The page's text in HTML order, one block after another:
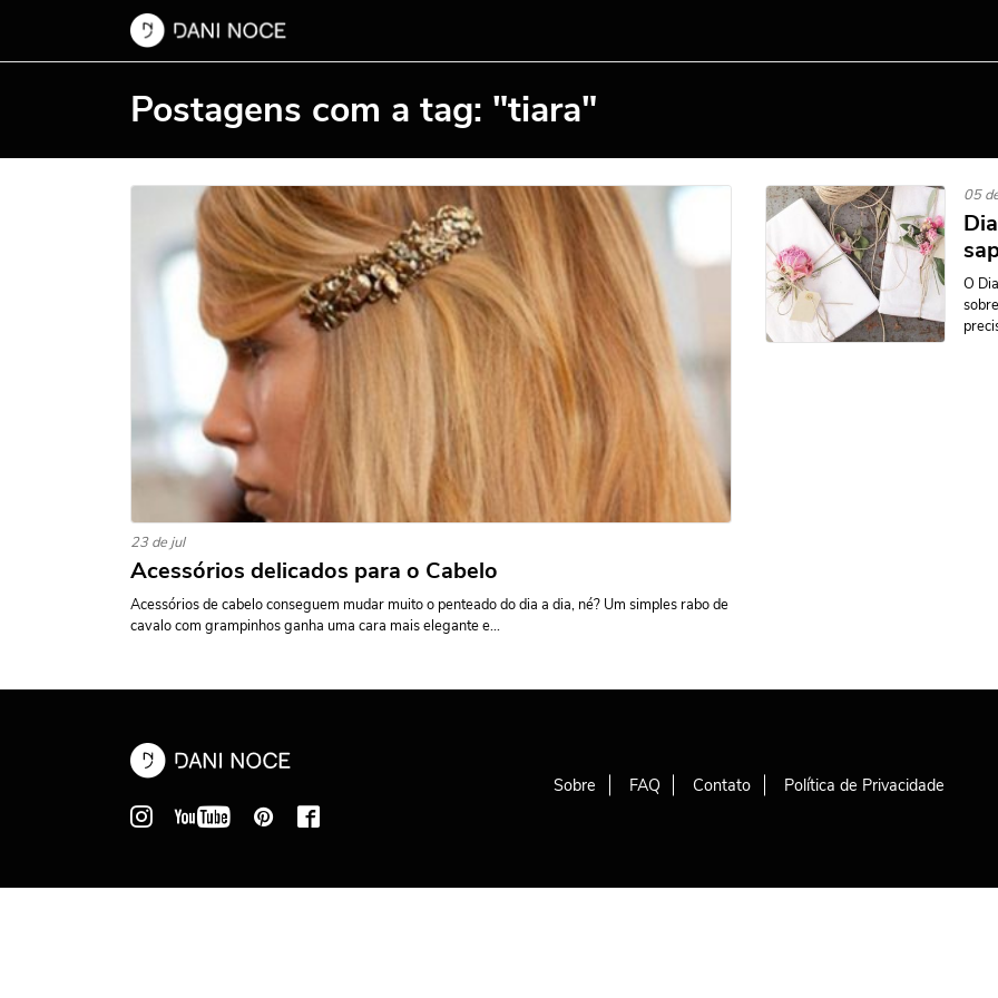
Postagens com a tag: "tiara"
23 de jul
Acessórios delicados para o Cabelo
Acessórios de cabelo conseguem mudar muito o penteado do dia a dia, né? Um simples rabo de
cavalo com grampinhos ganha uma cara mais elegante e...
05
O
Sobre FAQ Contato Política de Privacidade